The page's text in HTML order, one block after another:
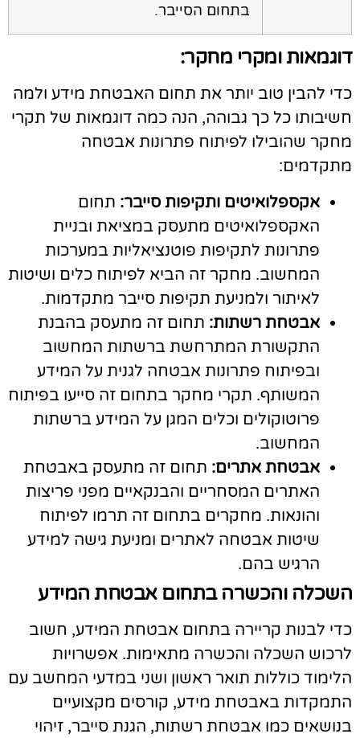
בתחום הסייבר.
ומקרי מחקר:
להבין טוב יותר את תחום האבטחת מידע ולמה
כל כך גבוהה, הנה כמה דוגמאות של תקרי
שהובילו לפיתוח פתרונות אבטחה
אקספלואיטים ותקיפות סייבר:תחום
האקספלואיטים מתעסק במציאת ובניית
פתרונות לתקיפות פוטנציאליות במערכות
המחשוב. מחקר זה הביא לפיתוח כלים ושיטות
לאיתור ולמניעת תקיפות סייבר מתקדמות.
אבטחת רשתות:תחום זה מתעסק בהבנת
התקשורת המתרחשת ברשתות המחשוב
ובפיתוח פתרונות אבטחה לגנית על המידע
המשותף. תקרי מחקר בתחום זה סייעו בפיתוח
פרוטוקולים וכלים המגן על המידע ברשתות
המחשוב.
אבטחת אתרים:תחום זה מתעסק באבטחת
האתרים המסחריים והבנקאיים מפני פריצות
והונאות. מחקרים בתחום זה תרמו לפיתוח
שיטות אבטחה לאתרים ומניעת גישה למידע
הרגיש בהם.
והכשרה בתחום אבטחת המידע
לבנות קריירה בתחום אבטחת המידע, חשוב
השכלה והכשרה מתאימות. אפשרויות
כוללות תואר ראשון ושני במדעי המחשב עם
באבטחת מידע, קורסים מקצועיים
כמו אבטחת רשתות, הגנת סייבר, זיהוי